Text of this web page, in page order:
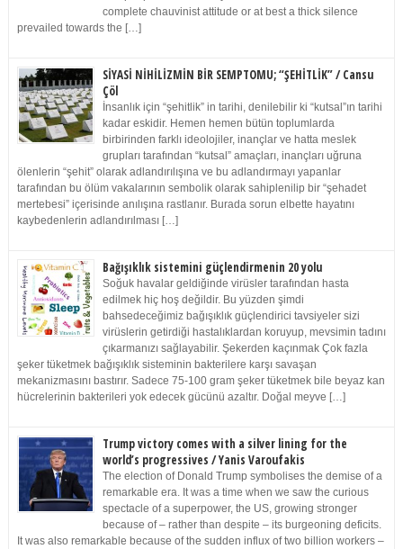
complete chauvinist attitude or at best a thick silence
prevailed towards the […]
SİYASİ NİHİLİZMİN BİR SEMPTOMU; “ŞEHİTLİK” / Cansu
Çöl
İnsanlık için “şehitlik” in tarihi, denilebilir ki “kutsal”ın tarihi
kadar eskidir. Hemen hemen bütün toplumlarda
birbirinden farklı ideolojiler, inançlar ve hatta meslek
grupları tarafından “kutsal” amaçları, inançları uğruna
ölenlerin “şehit” olarak adlandırılışına ve bu adlandırmayı yapanlar
tarafından bu ölüm vakalarının sembolik olarak sahiplenilip bir “şehadet
mertebesi” içerisinde anılışına rastlanır. Burada sorun elbette hayatını
kaybedenlerin adlandırılması […]
Bağışıklık sistemini güçlendirmenin 20 yolu
Soğuk havalar geldiğinde virüsler tarafından hasta
edilmek hiç hoş değildir. Bu yüzden şimdi
bahsedeceğimiz bağışıklık güçlendirici tavsiyeler sizi
virüslerin getirdiği hastalıklardan koruyup, mevsimin tadını
çıkarmanızı sağlayabilir. Şekerden kaçınmak Çok fazla
şeker tüketmek bağışıklık sisteminin bakterilere karşı savaşan
mekanizmasını bastırır. Sadece 75-100 gram şeker tüketmek bile beyaz kan
hücrelerinin bakterileri yok edecek gücünü azaltır. Doğal meyve […]
Trump victory comes with a silver lining for the
world’s progressives / Yanis Varoufakis
The election of Donald Trump symbolises the demise of a
remarkable era. It was a time when we saw the curious
spectacle of a superpower, the US, growing stronger
because of – rather than despite – its burgeoning deficits.
It was also remarkable because of the sudden influx of two billion workers –